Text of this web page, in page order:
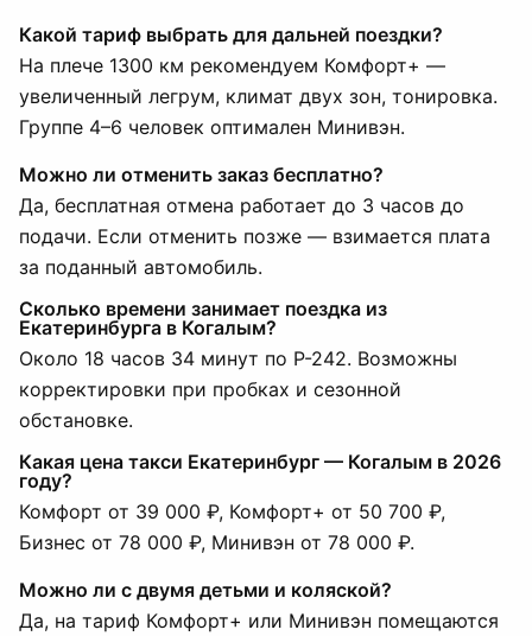
Какой тариф выбрать для дальней поездки?
На плече 1300 км рекомендуем Комфорт+ —
увеличенный легрум, климат двух зон, тонировка.
Группе 4–6 человек оптимален Минивэн.
Можно ли отменить заказ бесплатно?
Да, бесплатная отмена работает до 3 часов до
подачи. Если отменить позже — взимается плата
за поданный автомобиль.
Сколько времени занимает поездка из
Екатеринбурга в Когалым?
Около 18 часов 34 минут по Р-242. Возможны
корректировки при пробках и сезонной
обстановке.
Какая цена такси Екатеринбург — Когалым в 2026
году?
Комфорт от 39 000 ₽, Комфорт+ от 50 700 ₽,
Бизнес от 78 000 ₽, Минивэн от 78 000 ₽.
Можно ли с двумя детьми и коляской?
Да, на тариф Комфорт+ или Минивэн помещаются